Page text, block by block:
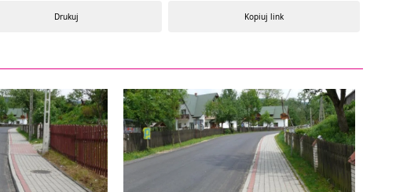
Drukuj Kopiuj link